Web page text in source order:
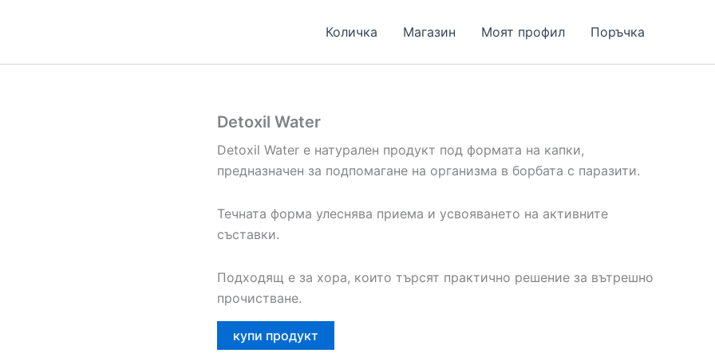
Количка Магазин Моят профил Поръчка
Detoxil Water
Detoxil Water е натурален продукт под формата на капки,
предназначен за подпомагане на организма в борбата с паразити.
Течната форма улеснява приема и усвояването на активните
съставки.
Подходящ е за хора, които търсят практично решение за вътрешно
прочистване.
купи продукт